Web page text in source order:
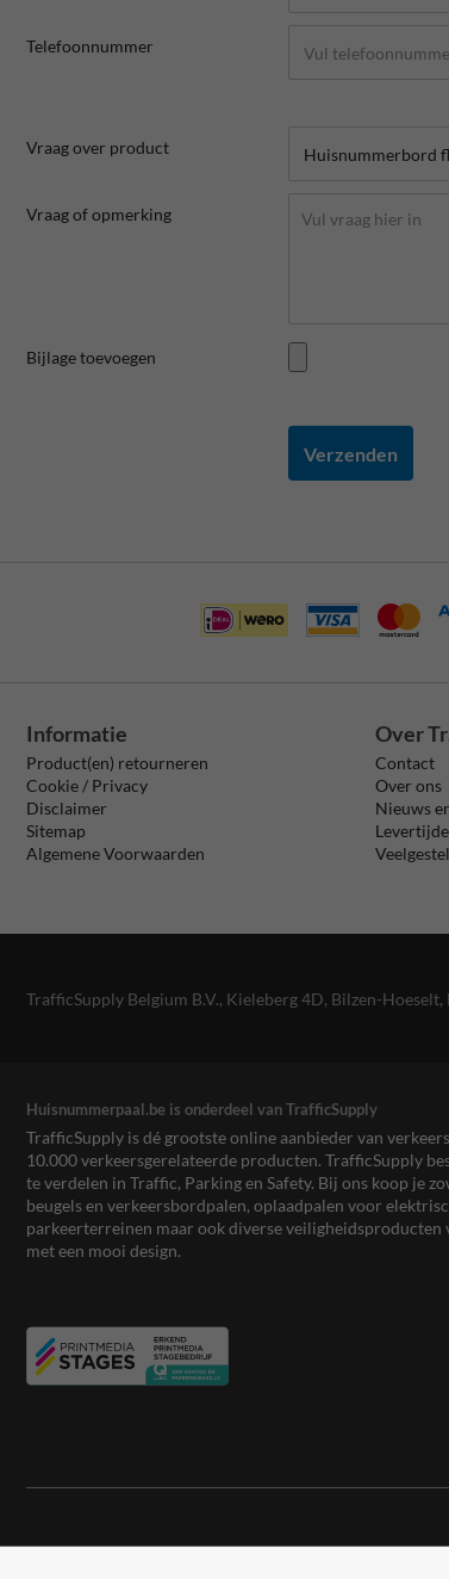
Telefoonnummer
Vraag over product
Vraag of opmerking
Bijlage toevoegen
Verzenden
Informatie
Product(en) retourneren
Cookie / Privacy
Disclaimer
Sitemap
Algemene Voorwaarden
Over
Contact
Over ons
Nieuws
TrafficSupply Belgium B.V., Kieleberg 4D, Bilzen-Hoeselt,
Huisnummerpaal.be is onderdeel van TrafficSupply
TrafficSupply is dé grootste online aanbieder van
10.000 verkeersgerelateerde producten. TrafficSupply
te verdelen in Traffic, Parking en Safety. Bij ons koop je
beugels en verkeersbordpalen, oplaadpalen voor
parkeerterreinen maar ook diverse
met een mooi design.